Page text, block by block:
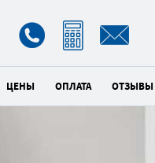
ЦЕНЫ ОПЛАТА ОТЗЫВЫ